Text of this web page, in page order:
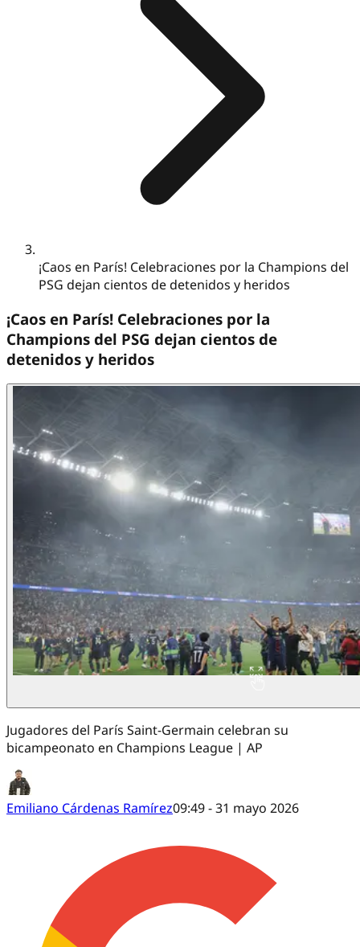
¡Caos en París! Celebraciones por la Champions del
PSG dejan cientos de detenidos y heridos
¡Caos en París! Celebraciones por la
Champions del PSG dejan cientos de
detenidos y heridos
Jugadores del París Saint-Germain celebran su
bicampeonato en Champions League | AP
Emiliano Cárdenas Ramírez09:49 - 31 mayo 2026